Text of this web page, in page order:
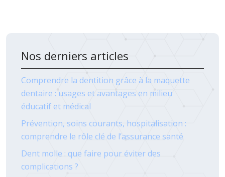
Nos derniers articles
Comprendre la dentition grâce à la maquette
dentaire : usages et avantages en milieu
éducatif et médical
Prévention, soins courants, hospitalisation :
comprendre le rôle clé de l’assurance santé
Dent molle : que faire pour éviter des
complications ?